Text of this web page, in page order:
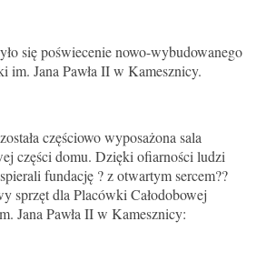
się poświecenie nowo-wybudowanego
im. Jana Pawła II w Kamesznicy.
częściowo wyposażona sala
części domu. Dzięki ofiarności ludzi
fundację ? z otwartym sercem??
sprzęt dla Placówki Całodobowej
Jana Pawła II w Kamesznicy: